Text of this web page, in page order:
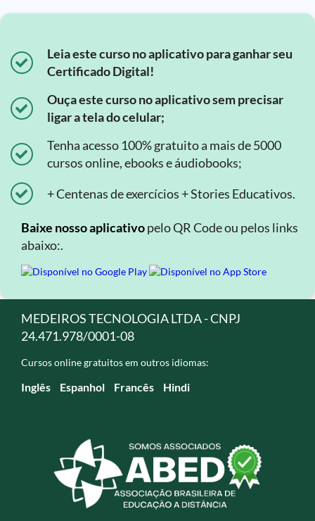
Leia este curso no aplicativo para ganhar seu
Certificado Digital!
Ouça este curso no aplicativo sem precisar
ligar a tela do celular;
Tenha acesso 100% gratuito a mais de 5000
cursos online, ebooks e áudiobooks;
+ Centenas de exercícios + Stories Educativos.
Baixe nosso aplicativopelo QR Code ou pelos links
abaixo:.
MEDEIROS TECNOLOGIA LTDA - CNPJ
24.471.978/0001-08
Cursos online gratuitos em outros idiomas:
Inglês Espanhol Francês Hindi